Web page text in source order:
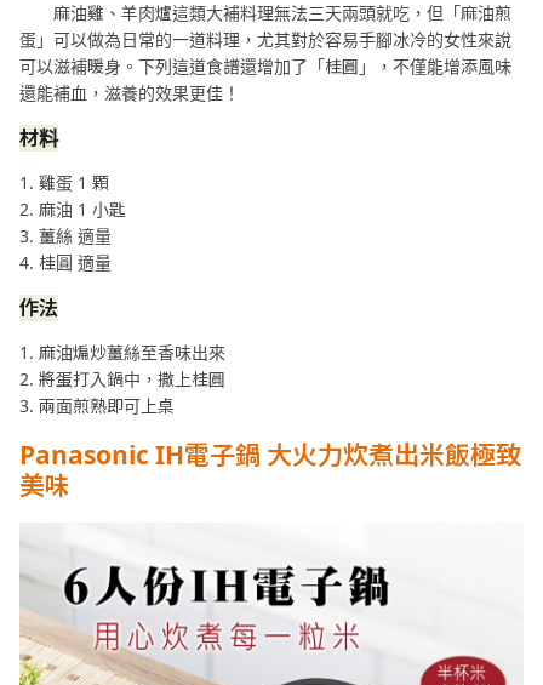
麻油雞、羊肉爐這類大補料理無法三天兩頭就吃，但「麻油煎
蛋」可以做為日常的一道料理，尤其對於容易手腳冰冷的女性來說
可以滋補暖身。下列這道食譜還增加了「桂圓」，不僅能增添風味
還能補血，滋養的效果更佳！
材料
1. 雞蛋 1 顆
2. 麻油 1 小匙
3. 薑絲 適量
4. 桂圓 適量
作法
1. 麻油煸炒薑絲至香味出來
2. 將蛋打入鍋中，撒上桂圓
3. 兩面煎熟即可上桌
Panasonic IH電子鍋 大火力炊煮出米飯極致
美味